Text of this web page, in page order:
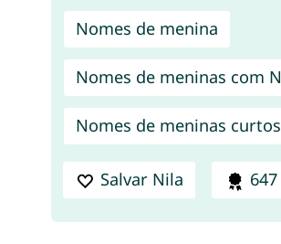
Nomes de menina
Nomes de meninas com N
Nomes de meninas curtos
Salvar Nila 647